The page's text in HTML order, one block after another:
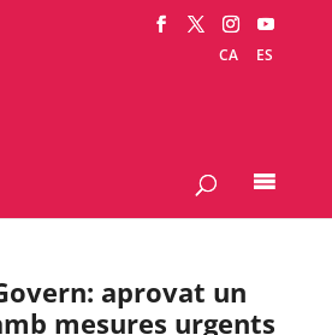
CA
ES
aprovat un
mesures urgents